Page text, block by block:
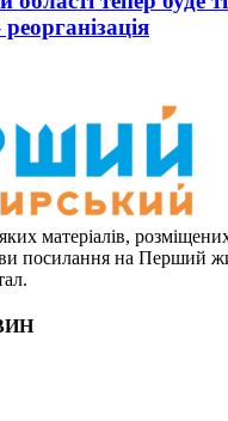
матеріалів,
посилання на Перший